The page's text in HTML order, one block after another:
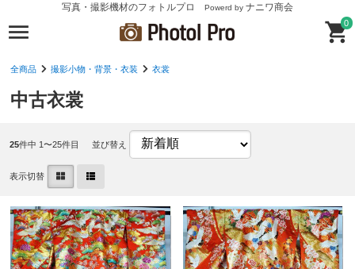
写真・撮影機材のフォトルプロ Powerd by ナニワ商会
0
全商品 撮影小物・背景・衣装 衣裳
中古衣裳
25件中 1〜25件目 並び替え
表示切替